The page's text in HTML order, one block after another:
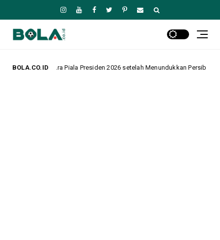
BOLA.CO.ID
Presiden 2026 setelah Menundukkan Persib dalam Drama Adu Penalti